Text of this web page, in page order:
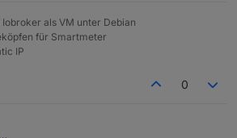
als VM unter Debian
für Smartmeter
IP
0